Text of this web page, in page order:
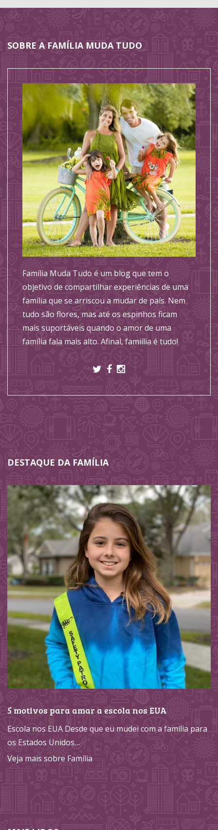
SOBRE A FAMÍLIA MUDA TUDO
Família Muda Tudo é um blog que tem o
objetivo de compartilhar experiências de uma
família que se arriscou a mudar de país. Nem
tudo são flores, mas até os espinhos ficam
mais suportáveis quando o amor de uma
família fala mais alto. Afinal, famiília é tudo!
DESTAQUE DA FAMÍLIA
5 motivos para amar a escola nos EUA
Escola nos EUA Desde que eu mudei com a família para
os Estados Unidos…
Veja mais sobre Família